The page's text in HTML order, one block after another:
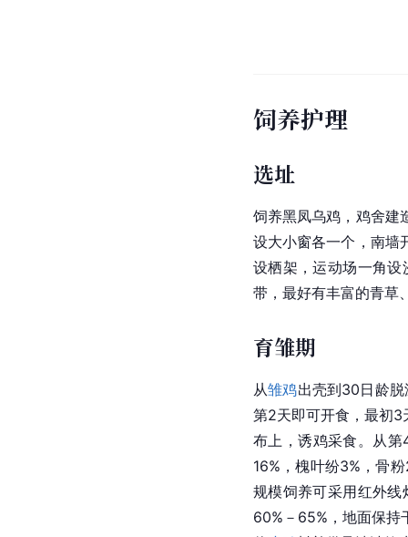
饲养护理
选址
饲养黑凤乌鸡，鸡舍建
设大小窗各一个，南墙
设栖架，运动场一角
带，最好有丰富的青草
育雏期
从雏鸡出壳到30日龄
第2天即可开食，最初3
布上，诱鸡采食。从
16%，槐叶纷3%，骨
规模饲养可采用红外
60%－65%，地面保